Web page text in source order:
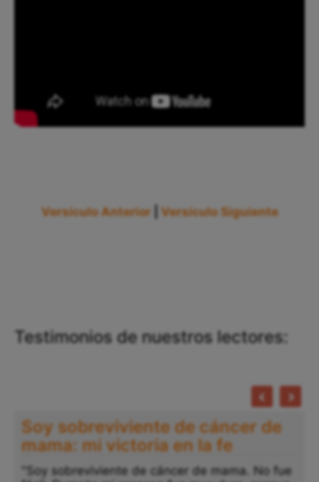
Versículo Anterior Versículo Siguiente
Testimonios de nuestros lectores: